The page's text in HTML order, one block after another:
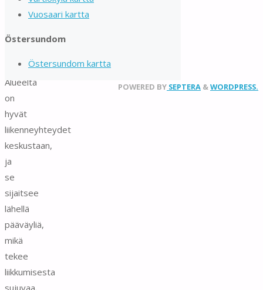
arvostetuimmista
asuinalueista.
Alueelta
on
hyvät
liikenneyhteydet
keskustaan,
ja
se
sijaitsee
lähellä
pääväyliä,
mikä
tekee
liikkumisesta
Vuosaari kartta
Östersundom
Östersundom kartta
POWERED BY SEPTERA &WORDPRESS.